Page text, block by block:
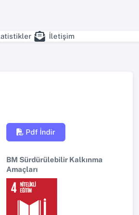
İletişim
Pdf İndir
BM Sürdürülebilir Kalkınma
Amaçları